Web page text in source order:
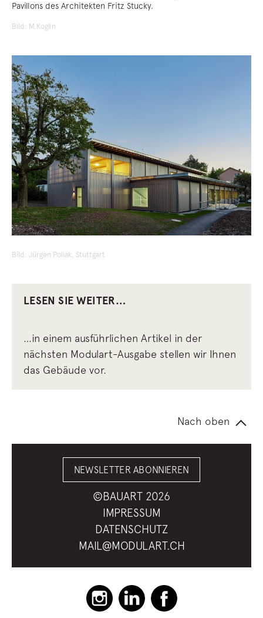
Pavillons des Architekten Fritz Stucky.
Bild: M.Koglin
Bild: Jürgen Pollak, Stuttgart
LESEN SIE WEITER…
…in einem ausführlichen Artikel in der
nächsten Modulart-Ausgabe stellen wir Ihnen
das Gebäude vor.
Nach oben
NEWSLETTER ABONNIEREN
©BAUART 2026
IMPRESSUM
DATENSCHUTZ
MAIL@MODULART.CH